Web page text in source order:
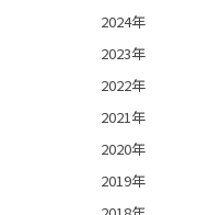
2024年
2023年
2022年
2021年
2020年
2019年